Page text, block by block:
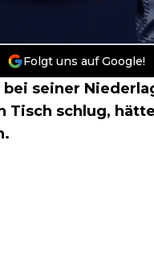
Folgt uns auf Google!
bei seiner
Tisch schlug,